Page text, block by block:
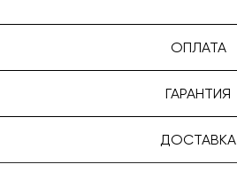
ОПЛАТА
ГАРАНТИЯ
ДОСТАВКА